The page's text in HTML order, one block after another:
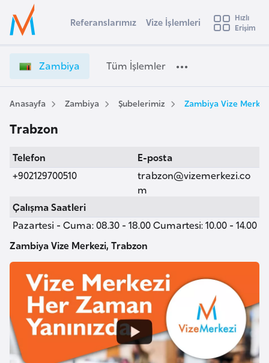
Ülke Seçimi
Başvuru yapmak istediğiniz ülkeyi seçin
Üye
Girişi
a
b
i
y
e
l
e
m
l
r
i
e
t
Referanslarımız Vize İşlemleri
Hızlı
Erişim
Zambiya Tüm İşlemler
Anasayfa Zambiya Şubelerimiz Zambiya Vize
Trabzon
Telefon
+902129700510
E-posta
trabzon@vizemerkezi.co
m
Çalışma Saatleri
Pazartesi - Cuma: 08.30 - 18.00 Cumartesi: 10.00 - 14.00
Zambiya Vize Merkezi, Trabzon
s
t
r
a
v
u
t
u
r
r